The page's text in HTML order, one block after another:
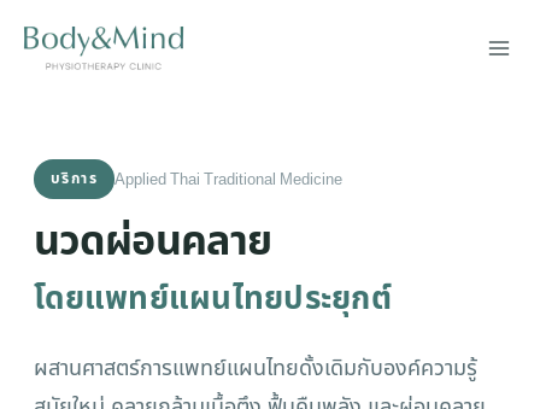
content
บริการ Applied Thai Traditional Medicine
นวดผ่อนคลาย
โดยแพทย์แผนไทยประยุกต์
ผสานศาสตร์การแพทย์แผนไทยดั้งเดิมกับองค์ความรู้